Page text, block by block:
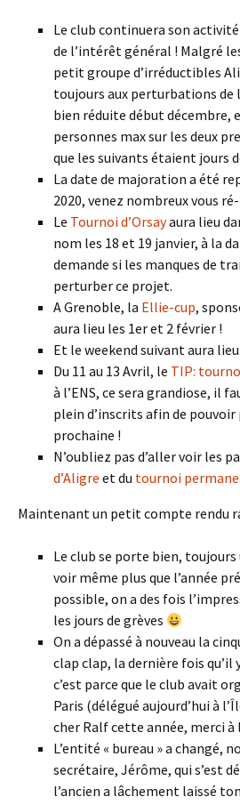
Le club continuera son
de l’intérêt général ! Malgré
petit groupe d’irréductibles
toujours aux perturbations de
bien réduite début décembre,
personnes max sur les deux
que les suivants étaient jours
La date de majoration a été
2020, venez nombreux vous
Le Tournoi d’Orsayaura lieu
nom les 18 et 19 janvier, à la
demande si les manques de
perturber ce projet.
A Grenoble, la Ellie-cup,
aura lieu les 1er et 2 février !
Et le weekend suivant aura
Du 11 au 13 Avril, le TIP:
à l’ENS, ce sera grandiose, il
plein d’inscrits afin de pouvoir
prochaine !
N’oubliez pas d’aller voir les
d’Aligre et du tournoi
Maintenant un petit compte rendu
Le club se porte bien,
voir même plus que l’année
possible, on a des fois
les jours de grèves
On a dépassé à nouveau la
clap clap, la dernière fois qu’il
c’est parce que le club avait
Paris (délégué aujourd’hui à
cher Ralf cette année, merci à
L’entité « bureau » a changé,
secrétaire, Jérôme, qui s’est
l’ancien a lâchement laissé